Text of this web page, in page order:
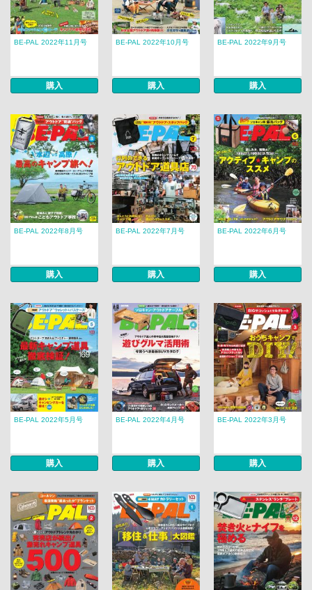
BE-PAL 2022年11月号
購入
BE-PAL 2022年10月号
購入
BE-PAL 2022年9月号
購入
BE-PAL 2022年8月号
購入
BE-PAL 2022年7月号
購入
BE-PAL 2022年6月号
購入
BE-PAL 2022年5月号
購入
BE-PAL 2022年4月号
購入
BE-PAL 2022年3月号
購入